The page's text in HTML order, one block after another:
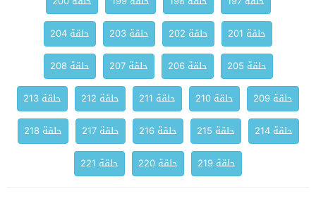
حلقة 201
حلقة 202 حلقة 203
حلقة 204
حلقة 205
حلقة 206 حلقة 207
حلقة 208
حلقة 209
حلقة 210 حلقة 211 حلقة 212
حلقة 213
حلقة 214
حلقة 215 حلقة 216 حلقة 217
حلقة 218
حلقة 219
حلقة 220 حلقة 221